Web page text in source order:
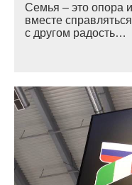
Семья – это опора
вместе
с другом радость…